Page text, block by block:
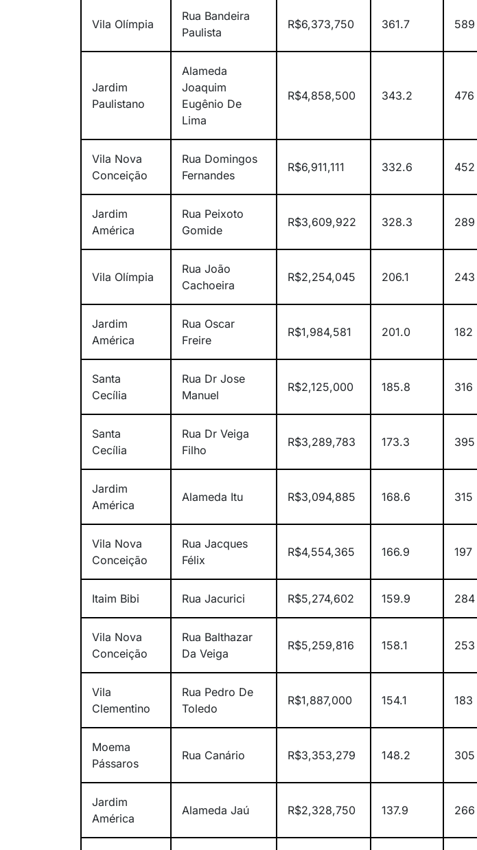
Vila Olímpia
Rua Bandeira
Paulista
R$6,373,750 361.7 589
Jardim
Paulistano
Alameda
Joaquim
Eugênio De
Lima
R$4,858,500 343.2 476
Vila Nova
Conceição
Rua Domingos
Fernandes
R$6,911,111 332.6 452
Jardim
América
Rua Peixoto
Gomide
R$3,609,922 328.3 289
Vila Olímpia
Rua João
Cachoeira
R$2,254,045 206.1 243
Jardim
América
Rua Oscar
Freire
R$1,984,581 201.0 182
Santa
Cecília
Rua Dr Jose
Manuel
R$2,125,000 185.8 316
Santa
Cecília
Rua Dr Veiga
Filho
R$3,289,783 173.3 395
Jardim
América
Alameda Itu R$3,094,885 168.6 315
Vila Nova
Conceição
Rua Jacques
Félix
R$4,554,365 166.9 197
Itaim Bibi Rua Jacurici R$5,274,602 159.9 284
Vila Nova
Conceição
Rua Balthazar
Da Veiga
R$5,259,816 158.1 253
Vila
Clementino
Rua Pedro De
Toledo
R$1,887,000 154.1 183
Moema
Pássaros
Rua Canário R$3,353,279 148.2 305
Jardim
América
Alameda Jaú R$2,328,750 137.9 266